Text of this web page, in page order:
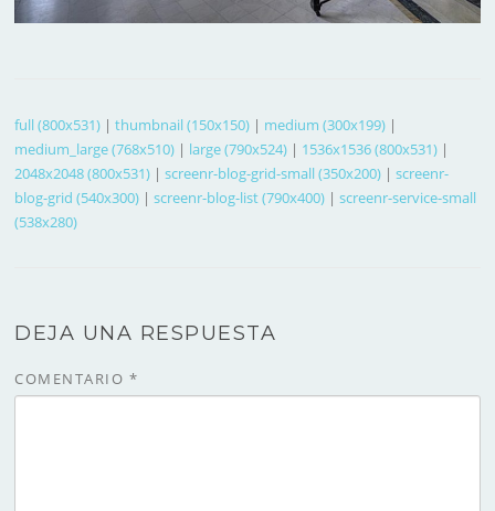
full (800x531) |thumbnail (150x150) | medium (300x199) |
medium_large (768x510) | large (790x524) | 1536x1536 (800x531) |
2048x2048 (800x531) |screenr-blog-grid-small (350x200) |screenr-
blog-grid (540x300) |screenr-blog-list (790x400) |screenr-service-small
(538x280)
DEJA UNA RESPUESTA
COMENTARIO *